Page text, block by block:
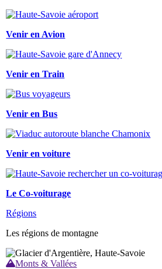
Venir en Avion
Venir en Train
Venir en Bus
Venir en voiture
Le Co-voiturage
Régions
Les régions de montagne
Monts & Vallées